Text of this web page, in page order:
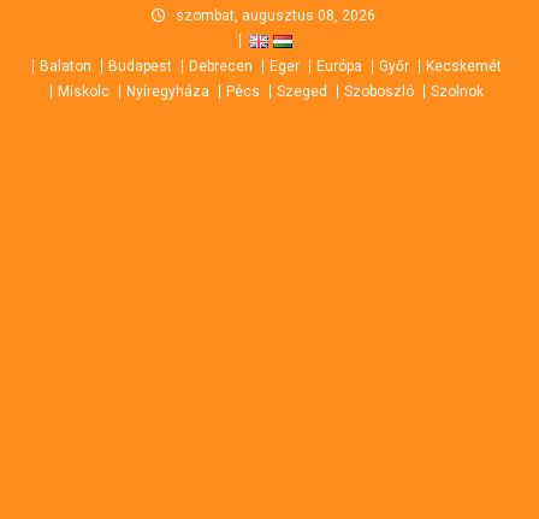
content
szombat, augusztus 08, 2026
Balaton Budapest Debrecen Eger Európa Győr
Kecskemét
Miskolc
Nyíregyháza Pécs Szeged Szoboszló Szolnok